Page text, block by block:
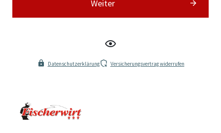
Weiter
Datenschutzerklärung Versicherungsvertrag widerrufen